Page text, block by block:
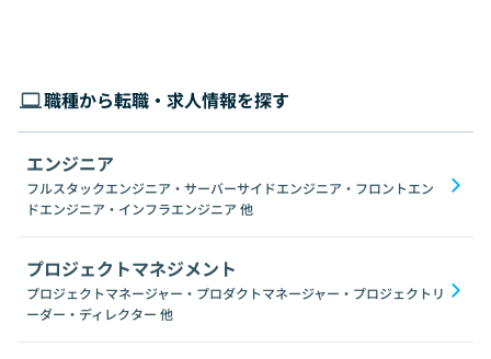
職種から転職・求人情報を探す
エンジニア
フルスタックエンジニア・サーバーサイドエンジニア・フロントエン
ドエンジニア・インフラエンジニア 他
プロジェクトマネジメント
プロジェクトマネージャー・プロダクトマネージャー・プロジェクトリ
ーダー・ディレクター 他